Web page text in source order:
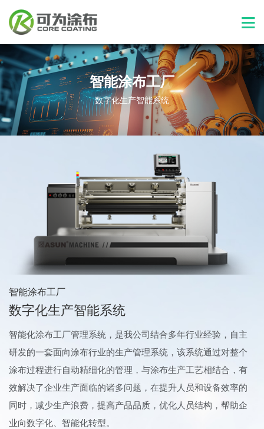
智能涂布工厂
数字化生产智能系统
智能涂布工厂
数字化生产智能系统
智能化涂布工厂管理系统，是我公司结合多年行业经验，自主
研发的一套面向涂布行业的生产管理系统，该系统通过对整个
涂布过程进行自动精细化的管理，与涂布生产工艺相结合，有
效解决了企业生产面临的诸多问题，在提升人员和设备效率的
同时，减少生产浪费，提高产品品质，优化人员结构，帮助企
业向数字化、智能化转型。